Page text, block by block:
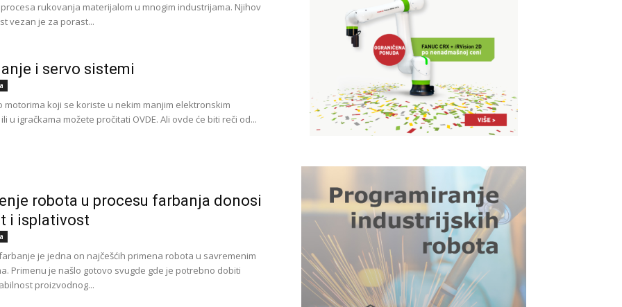
rukovanja materijalom u mnogim industrijama. Njihov
vezan je za porast...
i servo sistemi
motorima koji se koriste u nekim manjim elektronskim
u igračkama možete pročitati OVDE. Ali ovde će biti reči od...
robota u procesu farbanja donosi
i isplativost
je jedna on najčešćih primena robota u savremenim
Primenu je našlo gotovo svugde gde je potrebno dobiti
proizvodnog...